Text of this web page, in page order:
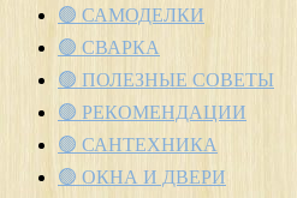
🟢 САМОДЕЛКИ
🟢 СВАРКА
🟢 ПОЛЕЗНЫЕ СОВЕТЫ
🟢 РЕКОМЕНДАЦИИ
🟢 САНТЕХНИКА
🟢 ОКНА И ДВЕРИ